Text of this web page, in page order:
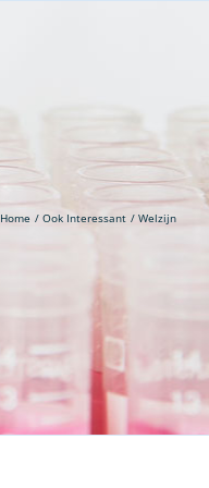
Home Ook Interessant Welzijn